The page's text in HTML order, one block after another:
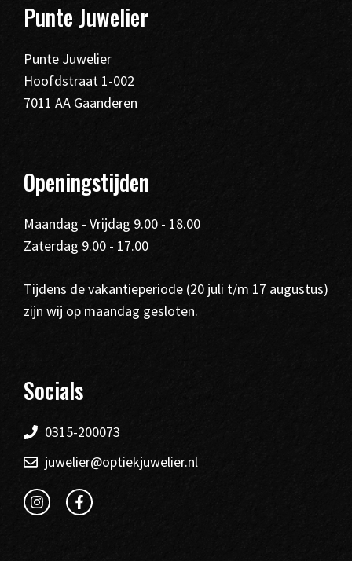
Punte Juwelier
Punte Juwelier
Hoofdstraat 1-002
7011 AA Gaanderen
Openingstijden
Maandag - Vrijdag 9.00 - 18.00
Zaterdag 9.00 - 17.00
Tijdens de vakantieperiode (20 juli t/m 17 augustus)
zijn wij op maandag gesloten.
Socials
0315-200073
juwelier@optiekjuwelier.nl